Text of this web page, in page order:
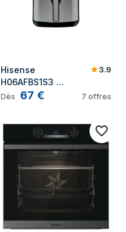
Hisense
H06AFBS1S3
Friteuse à air chaud
3.9
Dès 67 € 7 offres